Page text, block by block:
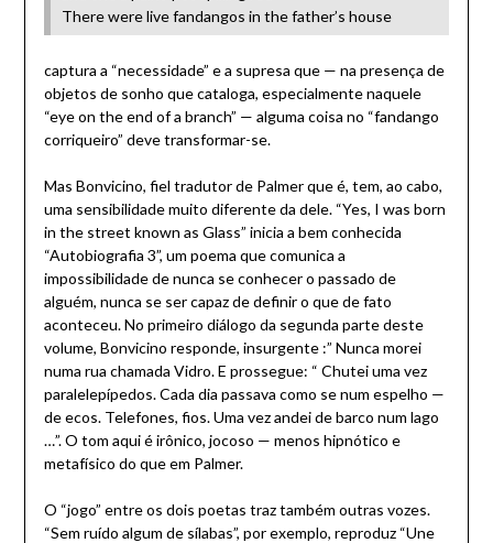
There were live fandangos in the father’s house
captura a “necessidade” e a supresa que — na presença de
objetos de sonho que cataloga, especialmente naquele
“eye on the end of a branch” — alguma coisa no “fandango
corriqueiro” deve transformar-se.
Mas Bonvicino, fiel tradutor de Palmer que é, tem, ao cabo,
uma sensibilidade muito diferente da dele. “Yes, I was born
in the street known as Glass” inicia a bem conhecida
“Autobiografia 3”, um poema que comunica a
impossibilidade de nunca se conhecer o passado de
alguém, nunca se ser capaz de definir o que de fato
aconteceu. No primeiro diálogo da segunda parte deste
volume, Bonvicino responde, insurgente :” Nunca morei
numa rua chamada Vidro. E prossegue: “ Chutei uma vez
paralelepípedos. Cada dia passava como se num espelho —
de ecos. Telefones, fios. Uma vez andei de barco num lago
…”. O tom aqui é irônico, jocoso — menos hipnótico e
metafísico do que em Palmer.
O “jogo” entre os dois poetas traz também outras vozes.
“Sem ruído algum de sílabas”, por exemplo, reproduz “Une